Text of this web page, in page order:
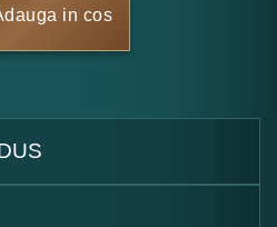
in cos